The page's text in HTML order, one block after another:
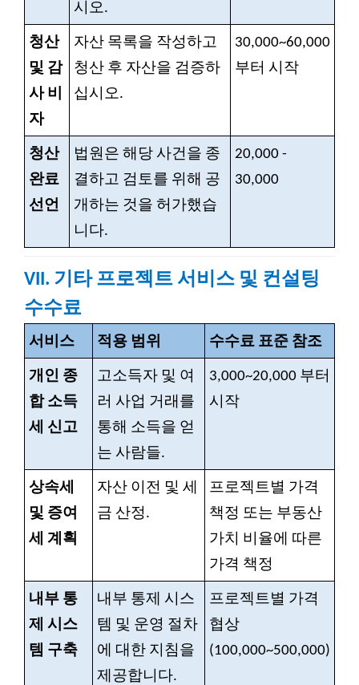
시오.
청산
및 감
사 비
자
자산 목록을 작성하고
청산 후 자산을 검증하
십시오.
30,000~60,000
부터 시작
청산
완료
선언
법원은 해당 사건을 종
결하고 검토를 위해 공
개하는 것을 허가했습
니다.
20,000 -
30,000
VII. 기타 프로젝트 서비스 및 컨설팅
수수료
서비스 적용 범위 수수료 표준 참조
개인 종
합 소득
세 신고
고소득자 및 여
러 사업 거래를
통해 소득을 얻
는 사람들.
3,000~20,000 부터
시작
상속세
및 증여
세 계획
자산 이전 및 세
금 산정.
프로젝트별 가격
책정 또는 부동산
가치 비율에 따른
가격 책정
내부 통
제 시스
템 구축
내부 통제 시스
템 및 운영 절차
에 대한 지침을
제공합니다.
프로젝트별 가격
협상
(100,000~500,000)